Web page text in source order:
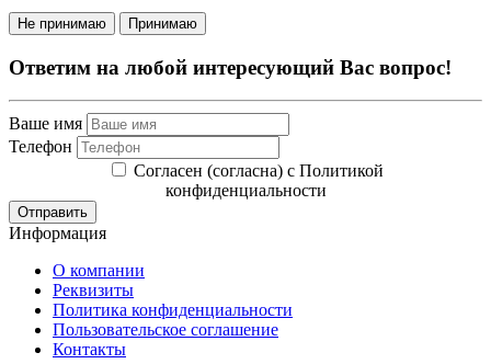
Не принимаю Принимаю
Ответим на любой интересующий Вас вопрос!
Ваше имя
Телефон
Согласен (согласна) с Политикой
конфиденциальности
Отправить
Информация
О компании
Реквизиты
Политика конфиденциальности
Пользовательское соглашение
Контакты